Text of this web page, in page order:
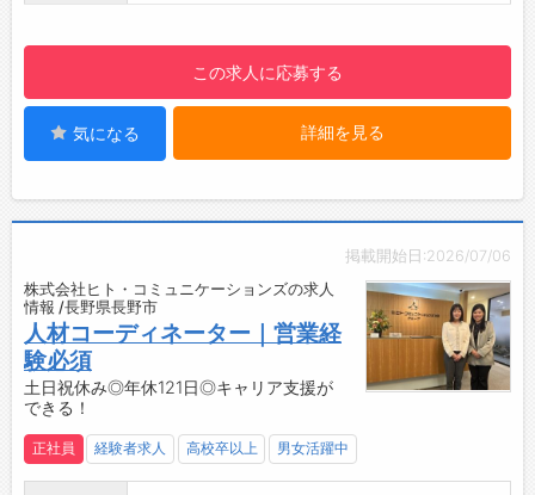
・キャリアアップ支援制度も充実しています。
語学の習得やさまざまな資格の取得に向けた
スクーリングなどを会社が支援します。
【研修制度・ステップアップ】
などを行います（約3～6ヶ月）
階層別教育、フォローアップ（仕事の基本、
階層横断での各種教育（成長マインドセッ
ト、他）
・近い将来には教育制度と評価制度を連動し、
社員の更なるモチベーションアップを図る。
【職場の雰囲気・社風】
・長野営業所へ配属後は、基本的に1名で営業活
この求人に応募する
気になる 詳細を見る
掲載開始日:2026/07/06
株式会社ヒト・コミュニケーションズの求人
情報 /長野県長野市
人材コーディネーター｜営業経
験必須
土日祝休み◎年休121日◎キャリア支援が
できる！
正社員 経験者求人 高校卒以上 男女活躍中